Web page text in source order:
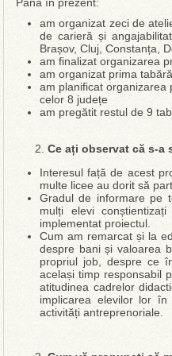
am organizat zeci de
de carieră și
Brașov, Cluj, Constanța,
am finalizat organizarea
am organizat prima
am planificat
celor 8 județe
am pregătit restul de 9
Ce ați observat că s-
Interesul față de acest
multe licee au dorit să
Gradul de informare pe
mulți elevi
implementat proiectul.
Cum am remarcat și la
despre bani și valoarea
propriul job, despre ce
același timp responsabil
atitudinea cadrelor
implicarea elevilor lor
activități antreprenoriale.